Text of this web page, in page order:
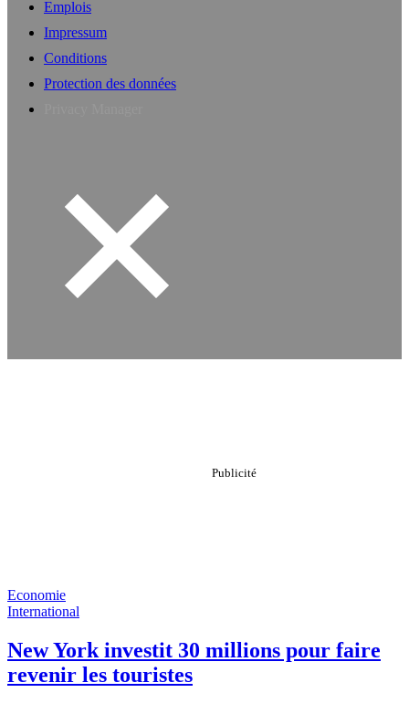
Emplois
Impressum
Conditions
Protection des données
Economie
International
New York investit 30 millions pour faire
revenir les touristes